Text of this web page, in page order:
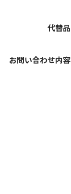
代替品
お問い合わせ内容